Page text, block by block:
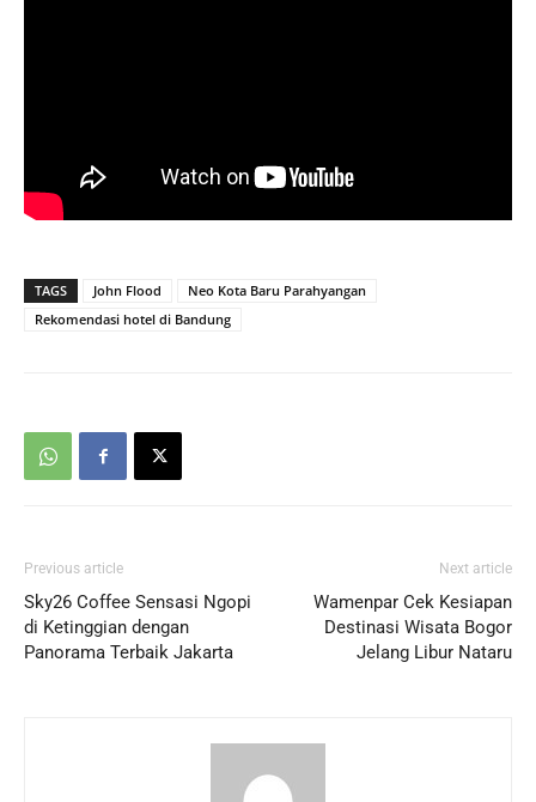
TAGS John Flood
Neo Kota Baru Parahyangan
Rekomendasi hotel di Bandung
Previous article
Sky26 Coffee Sensasi Ngopi
di Ketinggian dengan
Panorama Terbaik Jakarta
Next article
Wamenpar Cek Kesiapan
Destinasi Wisata Bogor
Jelang Libur Nataru